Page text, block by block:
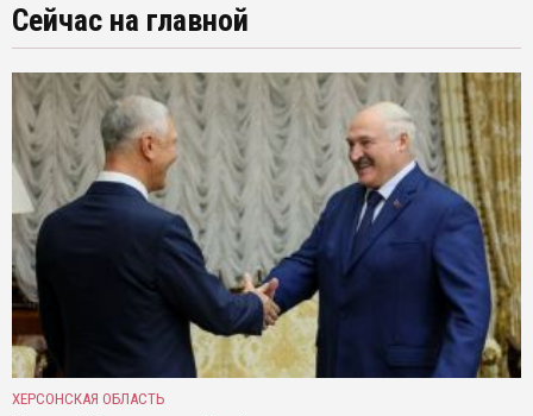
Сейчас на главной
ХЕРСОНСКАЯ ОБЛАСТЬ